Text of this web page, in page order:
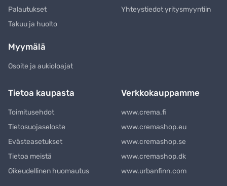
Palautukset
Takuu ja huolto
Yhteystiedot yritysmyyntiin
Myymälä
Osoite ja aukioloajat
Tietoa kaupasta
Toimitusehdot
Tietosuojaseloste
Evästeasetukset
Tietoa meistä
Oikeudellinen huomautus
Verkkokauppamme
www.crema.fi
www.cremashop.eu
www.cremashop.se
www.cremashop.dk
www.urbanfinn.com